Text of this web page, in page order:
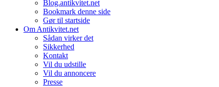
Blog.antikvitet.net
Bookmark denne side
Gør til startside
Om Antikvitet.net
Sådan virker det
Sikkerhed
Kontakt
Vil du udstille
Vil du annoncere
Presse